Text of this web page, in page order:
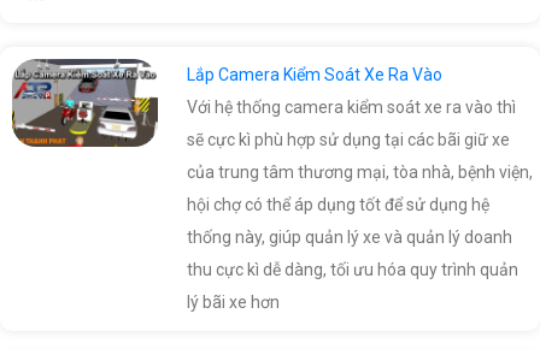
Lắp Camera Kiểm Soát Xe Ra Vào
Với hệ thống camera kiểm soát xe ra vào thì
sẽ cực kì phù hợp sử dụng tại các bãi giữ xe
của trung tâm thương mại, tòa nhà, bệnh viện,
hội chợ có thể áp dụng tốt để sử dụng hệ
thống này, giúp quản lý xe và quản lý doanh
thu cực kì dễ dàng, tối ưu hóa quy trình quản
lý bãi xe hơn